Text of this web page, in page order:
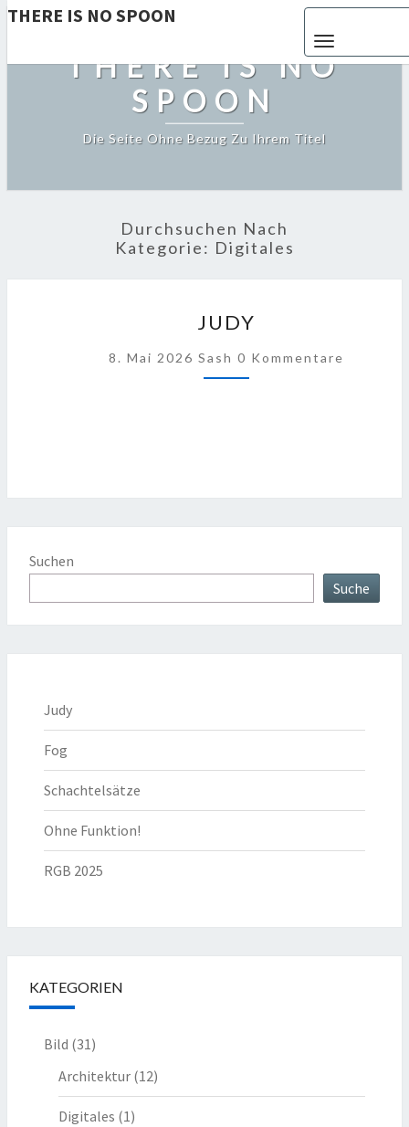
THERE IS NO SPOON
THERE IS NO
SPOON
Die Seite Ohne Bezug Zu Ihrem Titel
Durchsuchen Nach
Kategorie: Digitales
JUDY
8. Mai 2026 Sash Kommentare
0 Kommentare
Suchen
Suche
Judy
Fog
Schachtelsätze
Ohne Funktion!
RGB 2025
KATEGORIEN
Bild (31)
Architektur (12)
Digitales (1)